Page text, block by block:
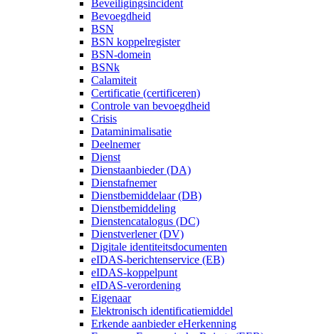
Beveiligingsincident
Bevoegdheid
BSN
BSN koppelregister
BSN-domein
BSNk
Calamiteit
Certificatie (certificeren)
Controle van bevoegdheid
Crisis
Dataminimalisatie
Deelnemer
Dienst
Dienstaanbieder (DA)
Dienstafnemer
Dienstbemiddelaar (DB)
Dienstbemiddeling
Dienstencatalogus (DC)
Dienstverlener (DV)
Digitale identiteitsdocumenten
eIDAS-berichtenservice (EB)
eIDAS-koppelpunt
eIDAS-verordening
Eigenaar
Elektronisch identificatiemiddel
Erkende aanbieder eHerkenning